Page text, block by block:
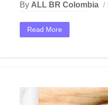
By ALL BR Colombia
Read More